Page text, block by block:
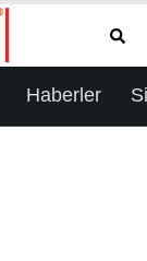
Haberler